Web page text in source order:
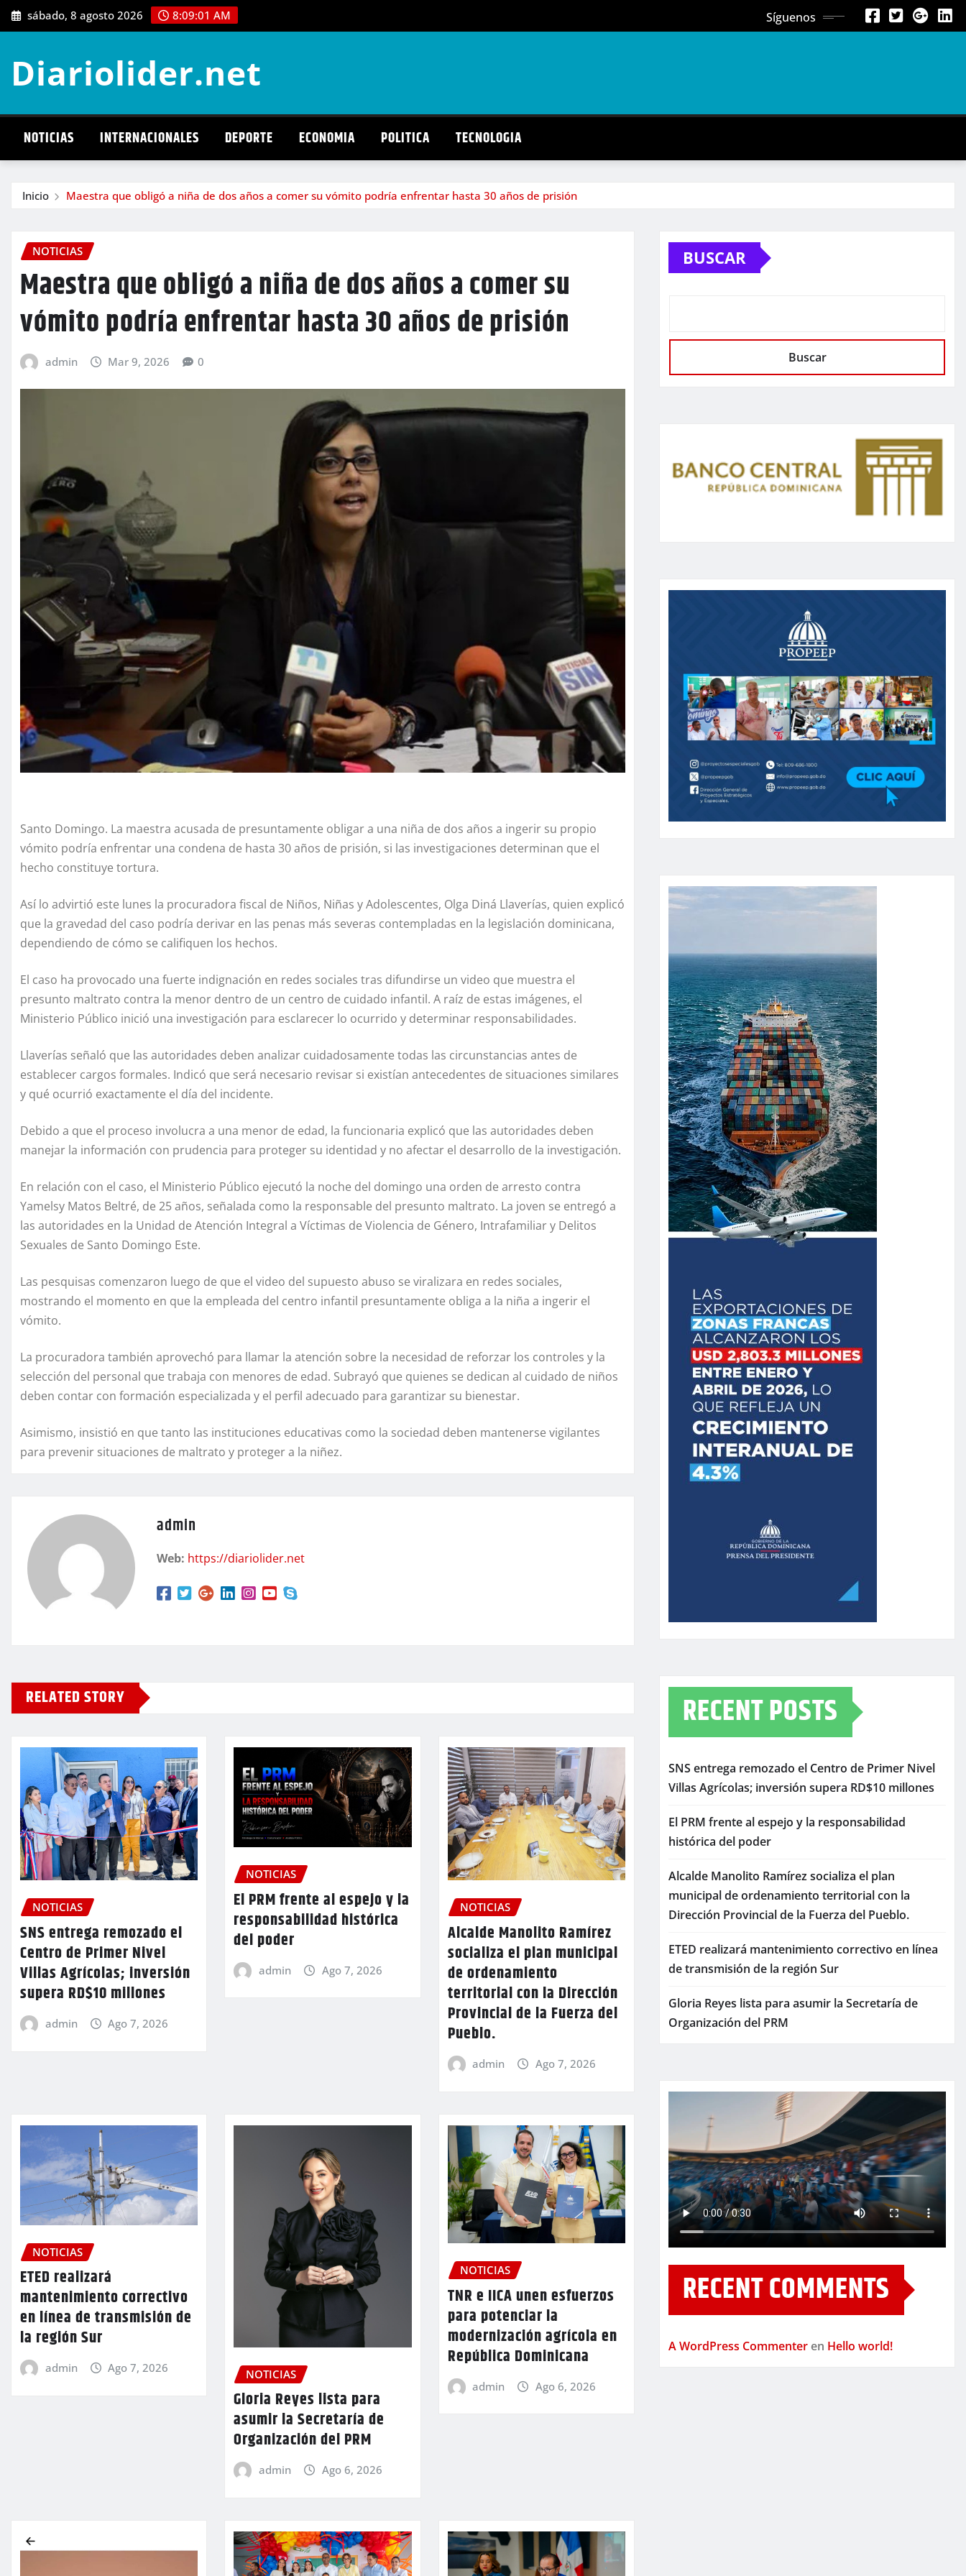
Saltar
al
sábado, 8 agosto 2026 8:09:02 AM Síguenos
Diariolider.net
NOTICIAS INTERNACIONALES DEPORTE ECONOMIA POLITICA TECNOLOGIA
Inicio Maestra que obligó a niña de dos años a comer su vómito podría enfrentar hasta 30 años de prisión
NOTICIAS
Maestra que obligó a niña de dos años a comer su
vómito podría enfrentar hasta 30 años de prisión
admin Mar 9, 2026 0
Santo Domingo. La maestra acusada de presuntamente obligar a una niña de dos años a ingerir su propio
vómito podría enfrentar una condena de hasta 30 años de prisión, si las investigaciones determinan que el
hecho constituye tortura.
Así lo advirtió este lunes la procuradora fiscal de Niños, Niñas y Adolescentes, Olga Diná Llaverías, quien explicó
que la gravedad del caso podría derivar en las penas más severas contempladas en la legislación dominicana,
dependiendo de cómo se califiquen los hechos.
El caso ha provocado una fuerte indignación en redes sociales tras difundirse un video que muestra el
presunto maltrato contra la menor dentro de un centro de cuidado infantil. A raíz de estas imágenes, el
Ministerio Público inició una investigación para esclarecer lo ocurrido y determinar responsabilidades.
Llaverías señaló que las autoridades deben analizar cuidadosamente todas las circunstancias antes de
establecer cargos formales. Indicó que será necesario revisar si existían antecedentes de situaciones similares
y qué ocurrió exactamente el día del incidente.
Debido a que el proceso involucra a una menor de edad, la funcionaria explicó que las autoridades deben
manejar la información con prudencia para proteger su identidad y no afectar el desarrollo de la investigación.
En relación con el caso, el Ministerio Público ejecutó la noche del domingo una orden de arresto contra
Yamelsy Matos Beltré, de 25 años, señalada como la responsable del presunto maltrato. La joven se entregó a
las autoridades en la Unidad de Atención Integral a Víctimas de Violencia de Género, Intrafamiliar y Delitos
Sexuales de Santo Domingo Este.
Las pesquisas comenzaron luego de que el video del supuesto abuso se viralizara en redes sociales,
mostrando el momento en que la empleada del centro infantil presuntamente obliga a la niña a ingerir el
vómito.
La procuradora también aprovechó para llamar la atención sobre la necesidad de reforzar los controles y la
selección del personal que trabaja con menores de edad. Subrayó que quienes se dedican al cuidado de niños
deben contar con formación especializada y el perfil adecuado para garantizar su bienestar.
Asimismo, insistió en que tanto las instituciones educativas como la sociedad deben mantenerse vigilantes
para prevenir situaciones de maltrato y proteger a la niñez.
admin
Web: https://diariolider.net
RELATED STORY
NOTICIAS
SNS entrega remozado el
Centro de Primer Nivel
Villas Agrícolas; inversión
supera RD$10 millones
admin Ago 7, 2026
NOTICIAS
El PRM frente al espejo y la
responsabilidad histórica
del poder
admin Ago 7, 2026
NOTICIAS
Alcalde Manolito Ramírez
socializa el plan municipal
de ordenamiento
territorial con la Dirección
Provincial de la Fuerza del
Pueblo.
admin Ago 7, 2026
NOTICIAS
ETED realizará
mantenimiento correctivo
en línea de transmisión de
la región Sur
admin Ago 7, 2026 NOTICIAS
Gloria Reyes lista para
asumir la Secretaría de
Organización del PRM
admin Ago 6, 2026
NOTICIAS
TNR e IICA unen esfuerzos
para potenciar la
modernización agrícola en
República Dominicana
admin Ago 6, 2026
BUSCAR
Buscar
RECENT POSTS
SNS entrega remozado el Centro de Primer Nivel
Villas Agrícolas; inversión supera RD$10 millones
El PRM frente al espejo y la responsabilidad
histórica del poder
Alcalde Manolito Ramírez socializa el plan
municipal de ordenamiento territorial con la
Dirección Provincial de la Fuerza del Pueblo.
ETED realizará mantenimiento correctivo en línea
de transmisión de la región Sur
Gloria Reyes lista para asumir la Secretaría de
Organización del PRM
RECENT COMMENTS
A WordPress Commenter en Hello world!